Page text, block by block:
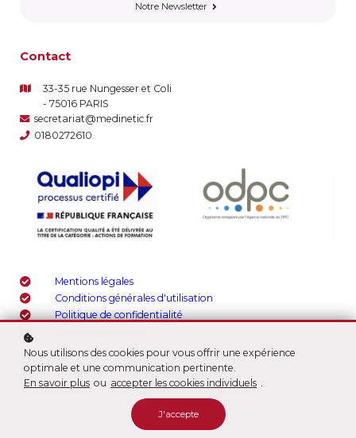
Notre Newsletter
Contact
33-35 rue Nungesser et Coli
- 75016 PARIS
secretariat@medinetic.fr
0180272610
Mentions légales
Conditions générales d'utilisation
Politique de confidentialité
Copyright © 2026
Nous utilisons des cookies pour vous offrir une expérience
optimale et une communication pertinente.
En savoir plus ou accepter les cookies individuels .
J'accepte